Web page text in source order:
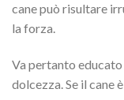
cane può risultare
la forza.
Va pertanto
dolcezza. Se il cane